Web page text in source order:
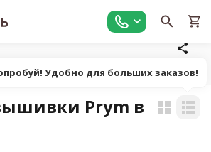
товары для рукоделия
Prym в
Удобно для больших заказов!